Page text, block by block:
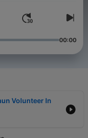
00:00
Volunteer In